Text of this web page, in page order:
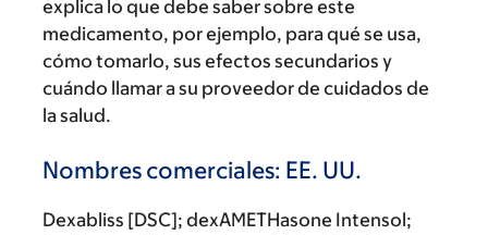
explica lo que debe saber sobre este
medicamento, por ejemplo, para qué se usa,
cómo tomarlo, sus efectos secundarios y
cuándo llamar a su proveedor de cuidados de
la salud.
Nombres comerciales: EE. UU.
Dexabliss [DSC]; dexAMETHasone Intensol;